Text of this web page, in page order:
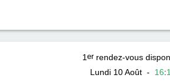
1 errendez-vous
Lundi 10 Août - 16: